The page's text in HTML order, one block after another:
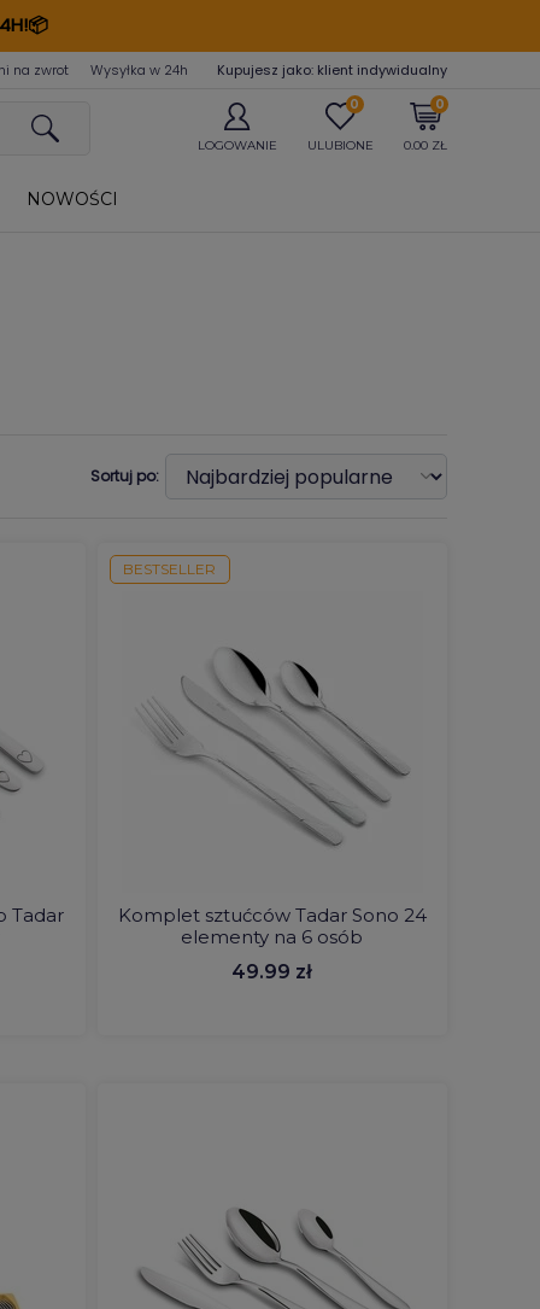
na zwrot Wysyłka w 24h Kupujesz jako: klient indywidualny
LOGOWANIE
0
ULUBIONE
0
0.00 ZŁ
NOWOŚCI
Sortuj po:
Tadar
BESTSELLER
Komplet sztućców Tadar Sono 24
elementy na 6 osób
49.99 zł